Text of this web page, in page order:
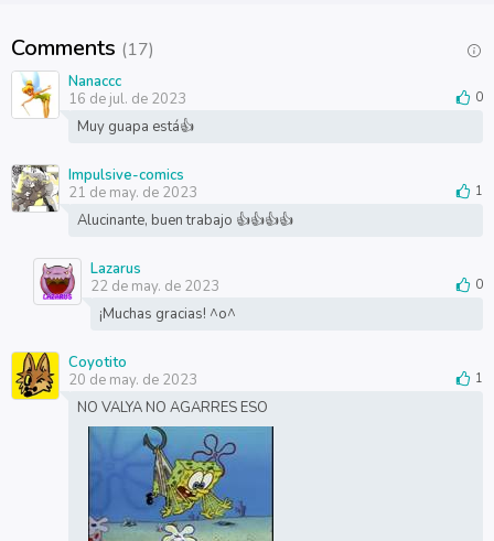
Comments (17)
Nanaccc
16 de jul. de 2023
0
Muy guapa está👍
Impulsive-comics
21 de may. de 2023
1
Alucinante, buen trabajo 👍👍👍👍
Lazarus
22 de may. de 2023
0
¡Muchas gracias! ^o^
Coyotito
20 de may. de 2023
1
NO VALYA NO AGARRES ESO